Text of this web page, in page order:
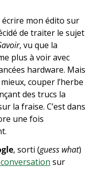
écrire mon édito sur
de traiter le sujet
, vu que la
plus à voir avec
hardware. Mais
couper l’herbe
des trucs la
la fraise. C’est dans
une fois
, sorti (guess what)
sur